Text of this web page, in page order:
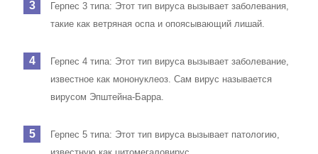
Герпес 3 типа: Этот тип вируса вызывает заболевания,
такие как ветряная оспа и опоясывающий лишай.
Герпес 4 типа: Этот тип вируса вызывает заболевание,
известное как мононуклеоз. Сам вирус называется
вирусом Эпштейна-Барра.
Герпес 5 типа: Этот тип вируса вызывает патологию,